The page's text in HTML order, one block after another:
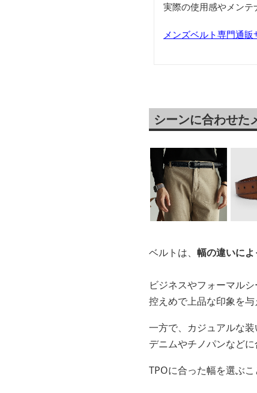
実際の使用感やメンテ
メンズベルト専門通
シーンに合わせた
ベルトは、 幅の違いに
ビジネスやフォーマル
控えめで上品な印象を与
一方で、カジュアルな
デニムやチノパンなど
TPOに合った幅を選ぶこ